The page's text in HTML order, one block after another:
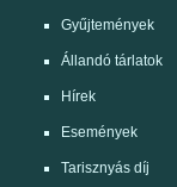
Gyűjtemények
Állandó tárlatok
Hírek
Események
Tarisznyás díj